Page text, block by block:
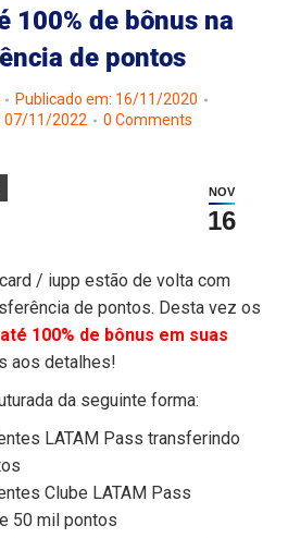
100% de bônus na
de pontos
Publicado em: 16/11/2020
07/11/2022
0 Comments
NOV
16
/ iupp estão de volta com
de pontos. Desta vez os
até 100% de bônus em suas
aos detalhes!
da seguinte forma:
LATAM Pass transferindo
Clube LATAM Pass
50 mil pontos